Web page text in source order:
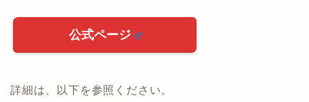
公式ページ
詳細は、以下を参照ください。